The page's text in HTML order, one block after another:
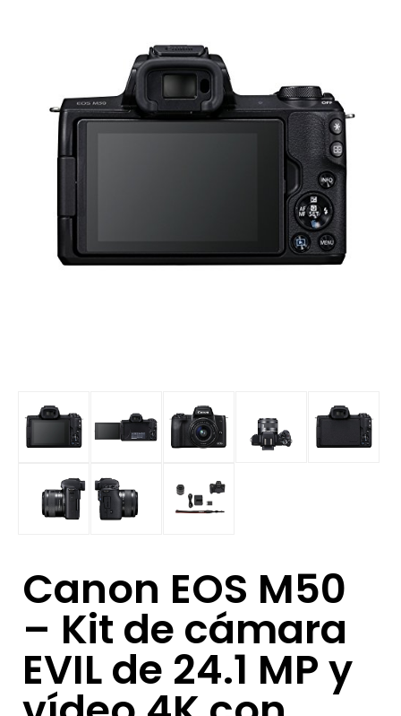
Canon EOS M50
– Kit de cámara
EVIL de 24.1 MP y